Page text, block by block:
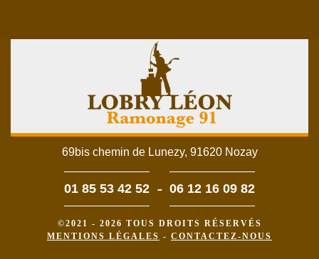
69bis chemin de Lunezy, 91620 Nozay
01 85 53 42 52 - 06 12 16 09 82
©2021 - 2026 TOUS DROITS RÉSERVÉS
MENTIONS LÉGALES - CONTACTEZ-NOUS